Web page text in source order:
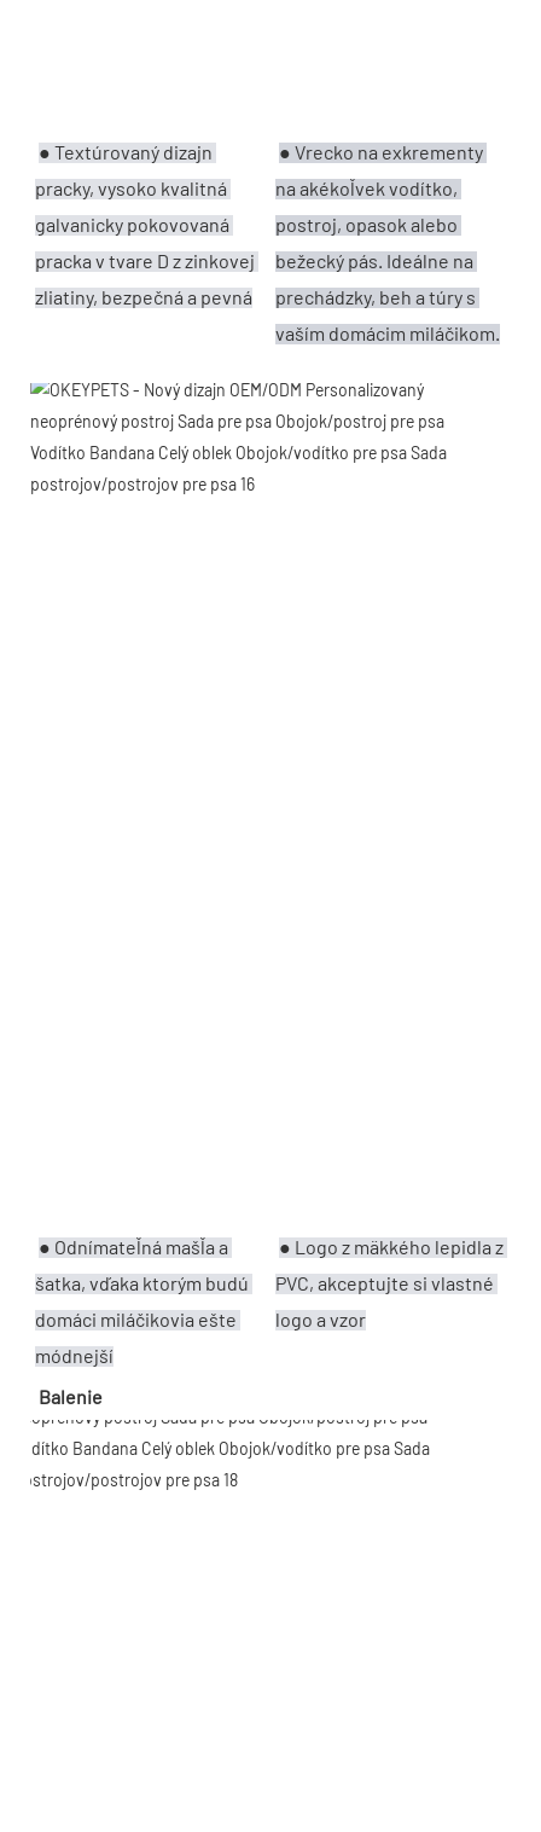
● Textúrovaný dizajn
pracky, vysoko kvalitná
galvanicky pokovovaná
pracka v tvare D z zinkovej
zliatiny, bezpečná a pevná
● Vrecko na exkrementy
na akékoľvek vodítko,
postroj, opasok alebo
bežecký pás. Ideálne na
prechádzky, beh a túry s
vaším domácim miláčikom.
● Odnímateľná mašľa a
šatka, vďaka ktorým budú
domáci miláčikovia ešte
módnejší
● Logo z mäkkého lepidla z
PVC, akceptujte si vlastné
logo a vzor
Balenie